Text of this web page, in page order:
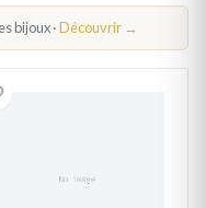
bijoux ·Découvrir →
Argent Brillet Texturé